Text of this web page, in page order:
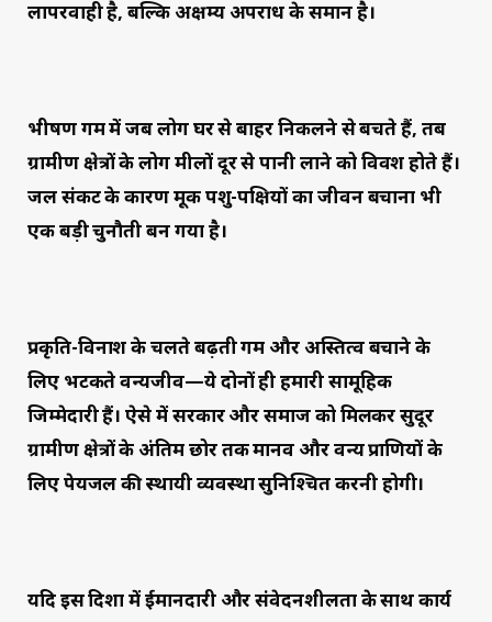
लापरवाही है, बल्कि अक्षम्य अपराध के समान है।
भीषण गर्मी में जब लोग घर से बाहर निकलने से बचते हैं, तब
ग्रामीण क्षेत्रों के लोग मीलों दूर से पानी लाने को विवश होते हैं।
जल संकट के कारण मूक पशु-पक्षियों का जीवन बचाना भी
एक बड़ी चुनौती बन गया है।
प्रकृति-विनाश के चलते बढ़ती गर्मी और अस्तित्व बचाने के
लिए भटकते वन्यजीव—ये दोनों ही हमारी सामूहिक
जिम्मेदारी हैं। ऐसे में सरकार और समाज को मिलकर सुदूर
ग्रामीण क्षेत्रों के अंतिम छोर तक मानव और वन्य प्राणियों के
लिए पेयजल की स्थायी व्यवस्था सुनिश्चित करनी होगी।
यदि इस दिशा में ईमानदारी और संवेदनशीलता के साथ कार्य